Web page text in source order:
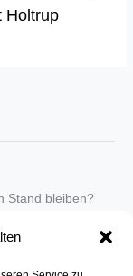
Holtrup
Stand bleiben?
auf.